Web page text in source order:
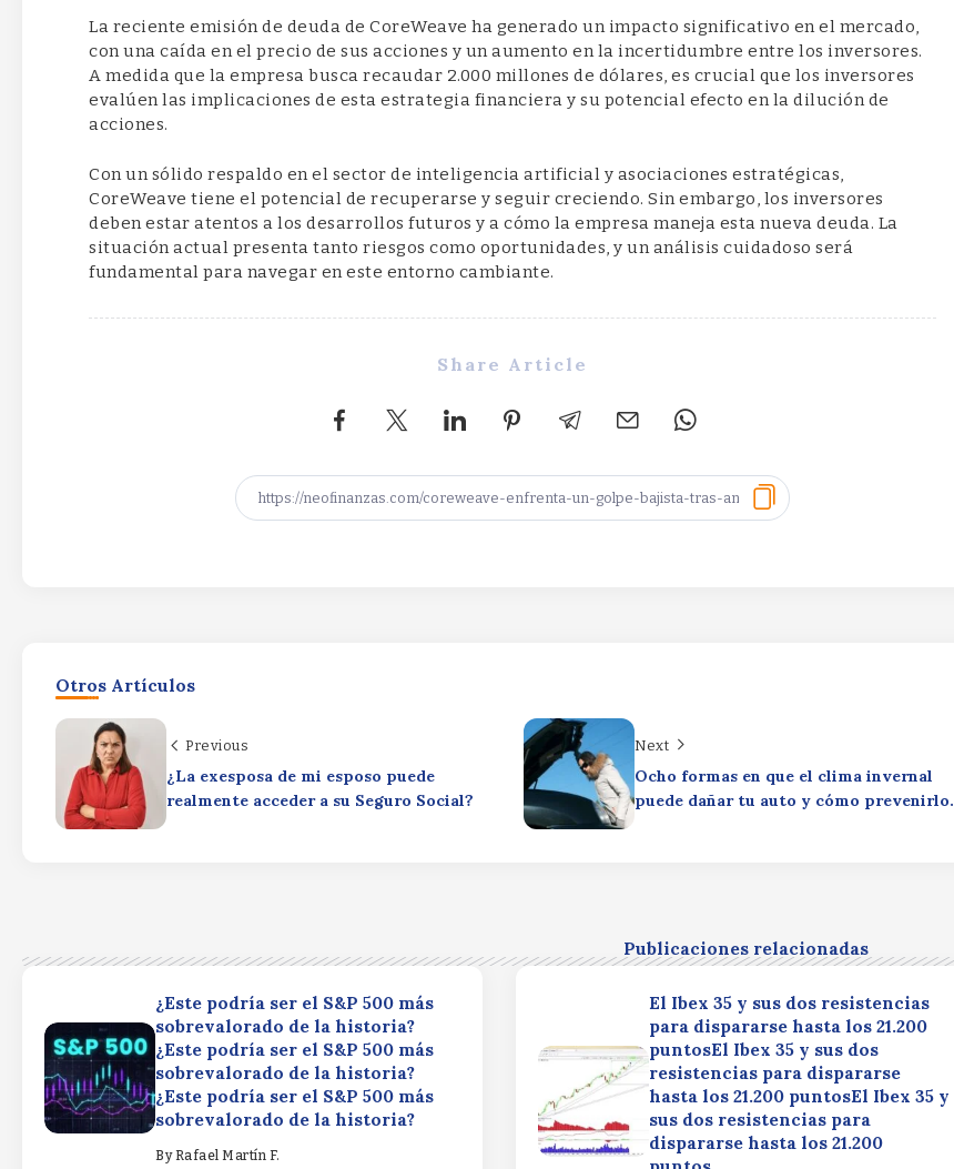
La reciente emisión de deuda de CoreWeave ha generado un impacto significativo en el mercado,
con una caída en el precio de sus acciones y un aumento en la incertidumbre entre los inversores.
A medida que la empresa busca recaudar 2.000 millones de dólares, es crucial que los inversores
evalúen las implicaciones de esta estrategia financiera y su potencial efecto en la dilución de
acciones.
Con un sólido respaldo en el sector de inteligencia artificial y asociaciones estratégicas,
CoreWeave tiene el potencial de recuperarse y seguir creciendo. Sin embargo, los inversores
deben estar atentos a los desarrollos futuros y a cómo la empresa maneja esta nueva deuda. La
situación actual presenta tanto riesgos como oportunidades, y un análisis cuidadoso será
fundamental para navegar en este entorno cambiante.
Share Article
Otros Artículos
Previous
¿La exesposa de mi esposo puede
realmente acceder a su Seguro Social?
Next
Ocho formas en que el clima invernal
puede dañar tu auto y cómo prevenirlo.
Publicaciones relacionadas
¿Este podría ser el S&P 500 más
sobrevalorado de la historia?
¿Este podría ser el S&P 500 más
sobrevalorado de la historia?
¿Este podría ser el S&P 500 más
sobrevalorado de la historia?
By Rafael Martín F.
El Ibex 35 y sus dos resistencias
para dispararse hasta los 21.200
puntosEl Ibex 35 y sus dos
resistencias para dispararse
hasta los 21.200 puntosEl Ibex 35 y
sus dos resistencias para
dispararse hasta los 21.200